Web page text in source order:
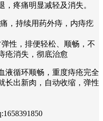
疼痛明显减轻及消失。
，持续用药外痔，内痔疙
性，排便轻松、顺畅，不
疮消失，彻底治愈
液循环顺畅，重度痔疮完全
长出新肉，自动收缩，弹性